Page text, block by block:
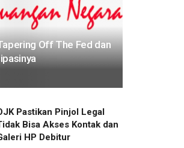
Off The Fed dan
Pastikan Pinjol Legal
Bisa Akses Kontak dan
HP Debitur